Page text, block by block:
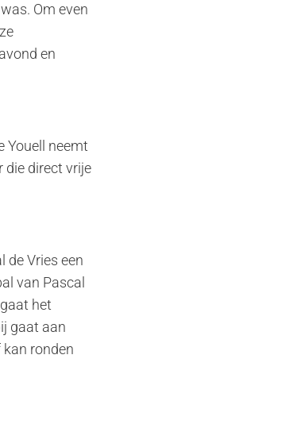
Om even
en
Youell neemt
die direct vrije
Vries een
van Pascal
het
gaat aan
kan ronden